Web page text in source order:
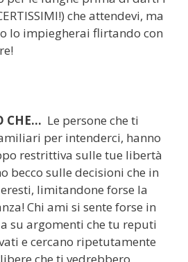
che attendevi, ma
lo impiegherai flirtando con
CHE… Le persone che ti
per intenderci, hanno
restrittiva sulle tue libertà
becco sulle decisioni che in
limitandone forse la
Chi ami si sente forse in
su argomenti che tu reputi
e cercano ripetutamente